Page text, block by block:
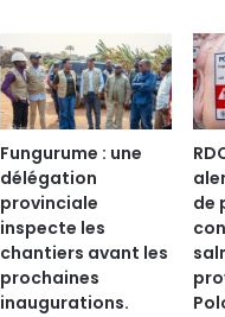
Fungurume : une
délégation
provinciale
inspecte les
chantiers avant les
prochaines
inaugurations.
de